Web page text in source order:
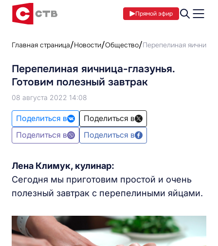
Прямой эфир
Главная страница Новости Общество Перепелиная
Перепелиная яичница-глазунья.
Готовим полезный завтрак
08 августа 2022 14:08
Поделиться в
Поделиться в
Поделиться в
Поделиться в
Лена Климук, кулинар:
Сегодня мы приготовим простой и очень
полезный завтрак с перепелиными яйцами.